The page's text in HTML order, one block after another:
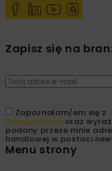
Zapisz się na
Zapoznałam/em się z
Regulaminem oraz
podany przeze mnie
handlowej w postaci
Menu strony